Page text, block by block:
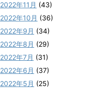
2022年11月 (43)
2022年10月 (36)
2022年9月 (34)
2022年8月 (29)
2022年7月 (31)
2022年6月 (37)
2022年5月 (25)